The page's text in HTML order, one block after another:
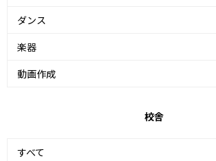
ダンス
楽器
動画作成
校舎
すべて